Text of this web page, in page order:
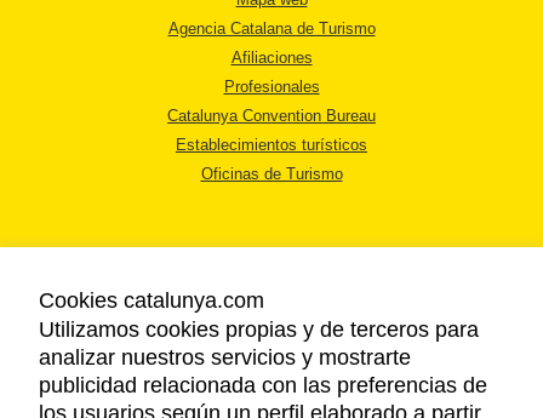
Agencia Catalana de Turismo
Afiliaciones
Profesionales
Catalunya Convention Bureau
Establecimientos turísticos
Oficinas de Turismo
AVISO LEGAL
POLÍTICA DE PRIVACIDAD
COOKIES
Cookies catalunya.com
Utilizamos cookies propias y de terceros para
analizar nuestros servicios y mostrarte
publicidad relacionada con las preferencias de
los usuarios según un perfil elaborado a partir